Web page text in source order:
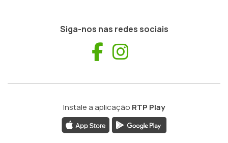
Siga-nos nas redes sociais
Facebook
Instale a aplicação RTP Play